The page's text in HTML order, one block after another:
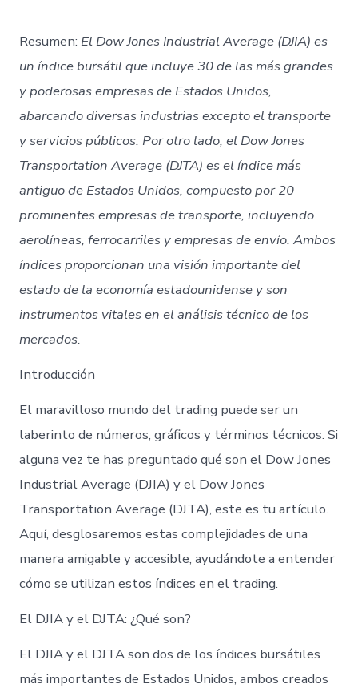
Resumen: El Dow Jones Industrial Average (DJIA) es
un índice bursátil que incluye 30 de las más grandes
y poderosas empresas de Estados Unidos,
abarcando diversas industrias excepto el transporte
y servicios públicos. Por otro lado, el Dow Jones
Transportation Average (DJTA) es el índice más
antiguo de Estados Unidos, compuesto por 20
prominentes empresas de transporte, incluyendo
aerolíneas, ferrocarriles y empresas de envío. Ambos
índices proporcionan una visión importante del
estado de la economía estadounidense y son
instrumentos vitales en el análisis técnico de los
mercados.
Introducción
El maravilloso mundo del trading puede ser un
laberinto de números, gráficos y términos técnicos. Si
alguna vez te has preguntado qué son el Dow Jones
Industrial Average (DJIA) y el Dow Jones
Transportation Average (DJTA), este es tu artículo.
Aquí, desglosaremos estas complejidades de una
manera amigable y accesible, ayudándote a entender
cómo se utilizan estos índices en el trading.
El DJIA y el DJTA: ¿Qué son?
El DJIA y el DJTA son dos de los índices bursátiles
más importantes de Estados Unidos, ambos creados